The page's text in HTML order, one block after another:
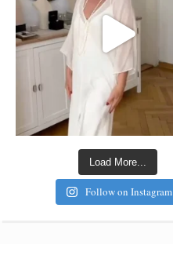
Load More...
Follow on Instagram